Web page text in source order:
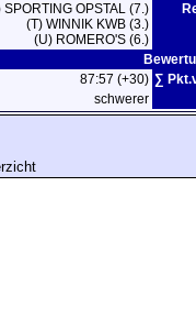
SPORTING OPSTAL (7.)
(T) WINNIK KWB (3.)
(U) ROMERO'S (6.)
87:57 (+30) ∑
schwerer